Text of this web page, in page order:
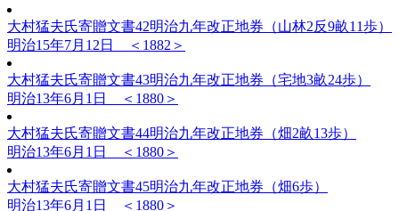
大村猛夫氏寄贈文書42明治九年改正地券（山林2反9畝11歩）
明治15年7月12日 ＜1882＞
大村猛夫氏寄贈文書43明治九年改正地券（宅地3畝24歩）
明治13年6月1日 ＜1880＞
大村猛夫氏寄贈文書44明治九年改正地券（畑2畝13歩）
明治13年6月1日 ＜1880＞
大村猛夫氏寄贈文書45明治九年改正地券（畑6歩）
明治13年6月1日 ＜1880＞